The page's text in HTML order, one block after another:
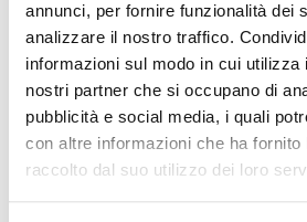
annunci, per fornire funzionalità dei
analizzare il nostro traffico.
informazioni sul modo in cui utilizza
nostri partner che si occupano di
pubblicità e social media, i quali
con altre informazioni che ha fornito
raccolto dal suo utilizzo dei loro
- Peso: 10,13 kg
Ulteriori informazioni: info@mapi-